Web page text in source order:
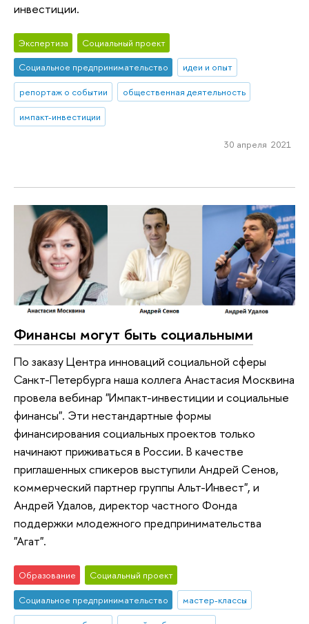
инвестиции.
Экспертиза
Социальный проект
Социальное предпринимательство
идеи и опыт
репортаж о событии
общественная деятельность
импакт-инвестиции
30 апреля 2021
Финансы могут быть социальными
По заказу Центра инноваций социальной сферы
Санкт-Петербурга наша коллега Анастасия Москвина
провела вебинар "Импакт-инвестиции и социальные
финансы". Эти нестандартные формы
финансирования социальных проектов только
начинают приживаться в России. В качестве
приглашенных спикеров выступили Андрей Сенов,
коммерческий партнер группы Альт-Инвест", и
Андрей Удалов, директор частного Фонда
поддержки млодежного предпринимательства
"Агат".
Образование
Социальный проект
Социальное предпринимательство
мастер-классы